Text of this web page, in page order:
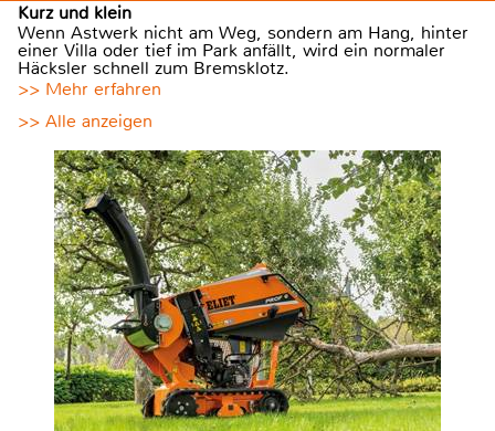
Kurz und klein
Wenn Astwerk nicht am Weg, sondern am Hang, hinter
einer Villa oder tief im Park anfällt, wird ein normaler
Häcksler schnell zum Bremsklotz.
>> Mehr erfahren
>> Alle anzeigen